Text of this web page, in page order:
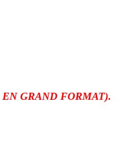
GRAND FORMAT).